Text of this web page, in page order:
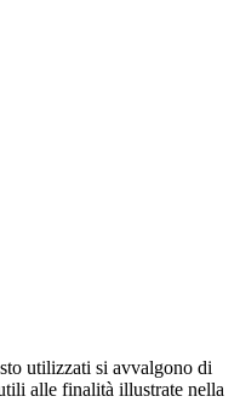
utilizzati si avvalgono di
alle finalità illustrate nella